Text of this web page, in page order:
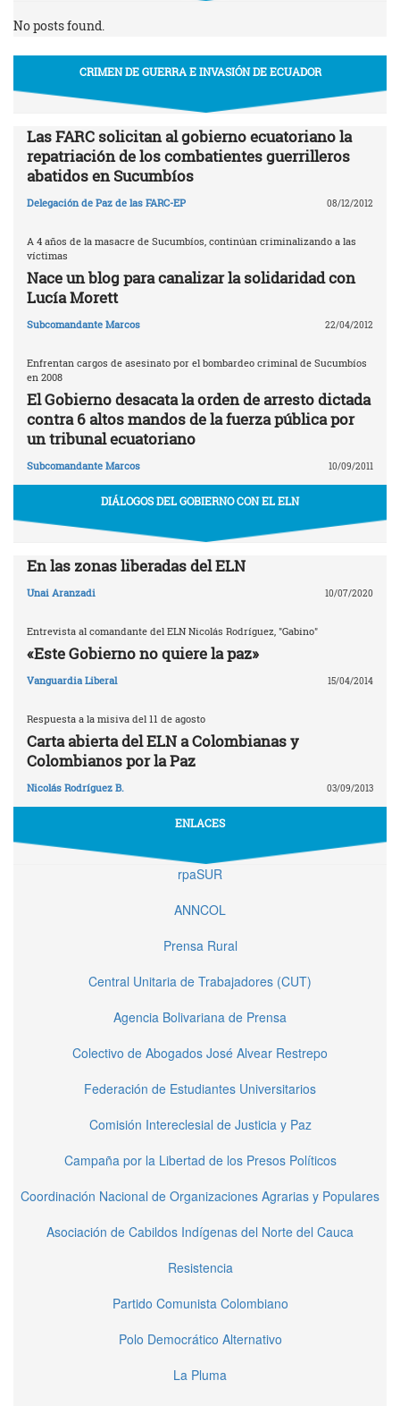
No posts found.
CRIMEN DE GUERRA E INVASIÓN DE ECUADOR
Las FARC solicitan al gobierno ecuatoriano la
repatriación de los combatientes guerrilleros
abatidos en Sucumbíos
Delegación de Paz de las FARC-EP 08/12/2012
A 4 años de la masacre de Sucumbíos, continúan criminalizando a las
víctimas
Nace un blog para canalizar la solidaridad con
Lucía Morett
Subcomandante Marcos 22/04/2012
Enfrentan cargos de asesinato por el bombardeo criminal de Sucumbíos
en 2008
El Gobierno desacata la orden de arresto dictada
contra 6 altos mandos de la fuerza pública por
un tribunal ecuatoriano
Subcomandante Marcos 10/09/2011
DIÁLOGOS DEL GOBIERNO CON EL ELN
En las zonas liberadas del ELN
Unai Aranzadi 10/07/2020
Entrevista al comandante del ELN Nicolás Rodríguez, "Gabino"
«Este Gobierno no quiere la paz»
Vanguardia Liberal 15/04/2014
Respuesta a la misiva del 11 de agosto
Carta abierta del ELN a Colombianas y
Colombianos por la Paz
Nicolás Rodríguez B. 03/09/2013
ENLACES
rpaSUR
ANNCOL
Prensa Rural
Central Unitaria de Trabajadores (CUT)
Agencia Bolivariana de Prensa
Colectivo de Abogados José Alvear Restrepo
Federación de Estudiantes Universitarios
Comisión Intereclesial de Justicia y Paz
Campaña por la Libertad de los Presos Políticos
Coordinación Nacional de Organizaciones Agrarias y Populares
Asociación de Cabildos Indígenas del Norte del Cauca
Resistencia
Partido Comunista Colombiano
Polo Democrático Alternativo
La Pluma